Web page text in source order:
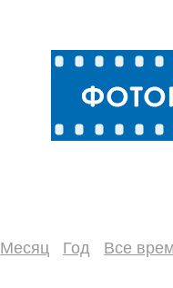
Месяц Год Все